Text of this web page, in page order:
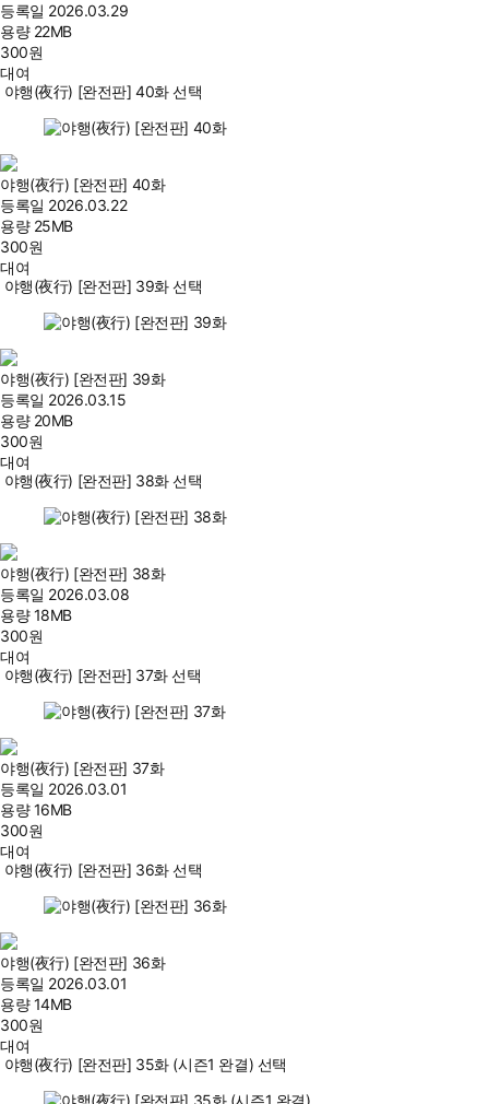
등록일 2026.03.29
용량 22MB
300원
대여
야행(夜行) [완전판] 40화 선택
야행(夜行) [완전판] 40화
등록일 2026.03.22
용량 25MB
300원
대여
야행(夜行) [완전판] 39화 선택
야행(夜行) [완전판] 39화
등록일 2026.03.15
용량 20MB
300원
대여
야행(夜行) [완전판] 38화 선택
야행(夜行) [완전판] 38화
등록일 2026.03.08
용량18MB
300원
대여
야행(夜行) [완전판] 37화 선택
야행(夜行) [완전판] 37화
등록일 2026.03.01
용량16MB
300원
대여
야행(夜行) [완전판] 36화 선택
야행(夜行) [완전판] 36화
등록일 2026.03.01
용량14MB
300원
대여
야행(夜行) [완전판] 35화 (시즌1 완결) 선택